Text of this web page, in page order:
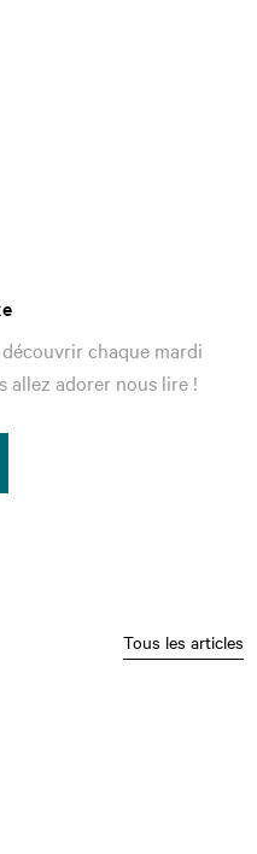
chaque mardi
allez adorer nous lire !
Tous les articles